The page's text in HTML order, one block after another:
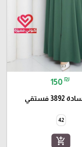
150 ₪
فستقي
42
add_shopping_cart